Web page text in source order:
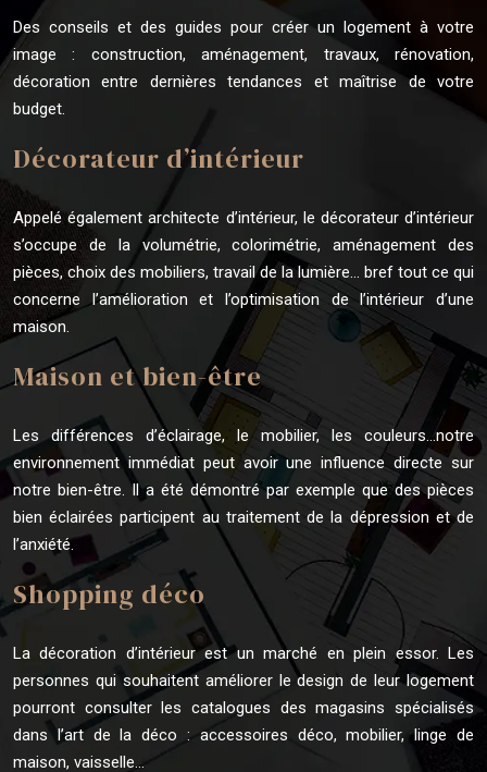
Des conseils et des guides pour créer un logement à votre
image : construction, aménagement, travaux, rénovation,
décoration entre dernières tendances et maîtrise de votre
budget.
Décorateur d’intérieur
Appelé également architecte d’intérieur, le décorateur d’intérieur
s’occupe de la volumétrie, colorimétrie, aménagement des
pièces, choix des mobiliers, travail de la lumière… bref tout ce qui
concerne l’amélioration et l’optimisation de l’intérieur d’une
maison.
Maison et bien-être
Les différences d’éclairage, le mobilier, les couleurs…notre
environnement immédiat peut avoir une influence directe sur
notre bien-être. Il a été démontré par exemple que des pièces
bien éclairées participent au traitement de la dépression et de
l’anxiété.
Shopping déco
La décoration d’intérieur est un marché en plein essor. Les
personnes qui souhaitent améliorer le design de leur logement
pourront consulter les catalogues des magasins spécialisés
dans l’art de la déco : accessoires déco, mobilier, linge de
maison, vaisselle…